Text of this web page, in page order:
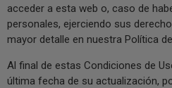
acceder a esta web o, caso de
personales, ejerciendo sus
mayor detalle en nuestra Política
Al final de estas Condiciones de
última fecha de su actualización,